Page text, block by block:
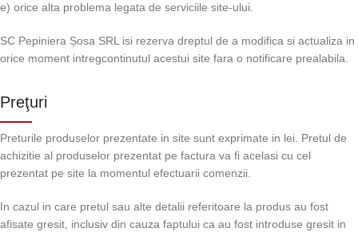
e) orice alta problema legata de serviciile site-ului.
SC Pepiniera Șosa SRL isi rezerva dreptul de a modifica si actualiza in
orice moment intregcontinutul acestui site fara o notificare prealabila.
Preţuri
Preturile produselor prezentate in site sunt exprimate in lei. Pretul de
achizitie al produselor prezentat pe factura va fi acelasi cu cel
prezentat pe site la momentul efectuarii comenzii.
In cazul in care pretul sau alte detalii referitoare la produs au fost
afisate gresit, inclusiv din cauza faptului ca au fost introduse gresit in